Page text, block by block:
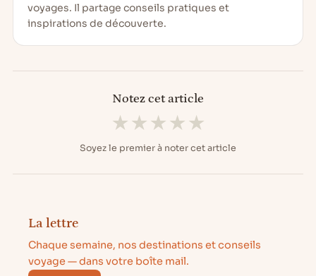
voyages. Il partage conseils pratiques et
inspirations de découverte.
Notez cet article
★★★★★
Soyez le premier à noter cet article
La lettre
Chaque semaine, nos destinations et conseils
voyage — dans votre boîte mail.